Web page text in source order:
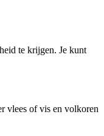
te krijgen. Je kunt
vlees of vis en volkoren